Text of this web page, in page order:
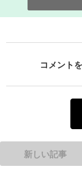
コメント
新しい記事